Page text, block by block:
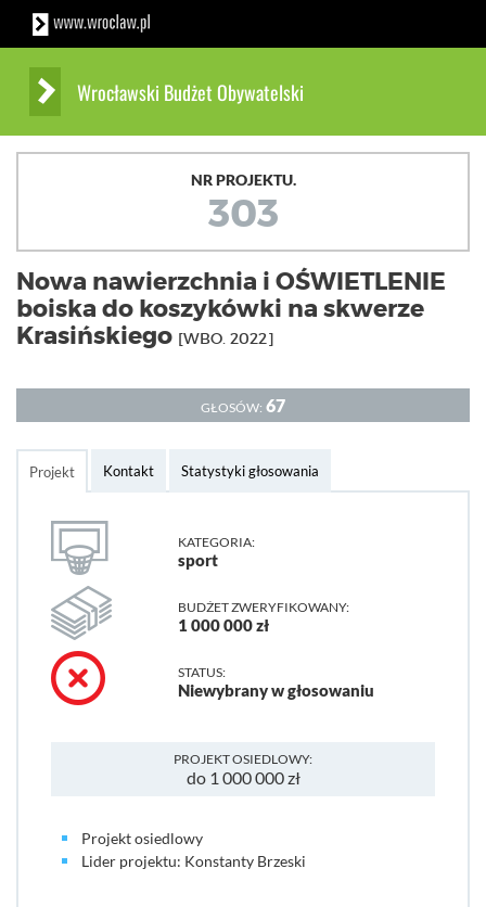
Wrocławski Budżet Obywatelski
NR PROJEKTU.
303
Nowa nawierzchnia i OŚWIETLENIE
boiska do koszykówki na skwerze
Krasińskiego [WBO. 2022]
GŁOSÓW: 67
Projekt Kontakt Statystyki głosowania
KATEGORIA:
sport
BUDŻET ZWERYFIKOWANY:
1 000 000 zł
STATUS:
Niewybrany w głosowaniu
PROJEKT OSIEDLOWY:
do 1 000 000 zł
Projekt osiedlowy
Lider projektu: Konstanty Brzeski